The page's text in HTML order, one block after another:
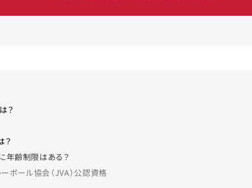
？
？
年齢制限はある？
ボール協会（JVA）公認資格